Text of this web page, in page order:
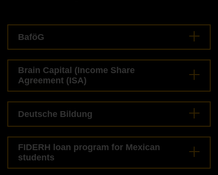
BaföG
Brain Capital (Income Share
Agreement (ISA)
Deutsche Bildung
FIDERH loan program for Mexican
students